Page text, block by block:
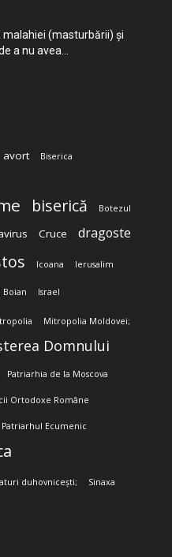
malahiei (masturbării) şi
a nu avea...
avort Biserica
biserică Botezul
Cruce dragoste
Icoana Ierusalim
Boian Israel
Mitropolia Moldovei;
Domnului
Patriarhia de la Moscova
Ortodoxe Române
Patriarhul Ecumenic
duhovnicești; Sinaxa